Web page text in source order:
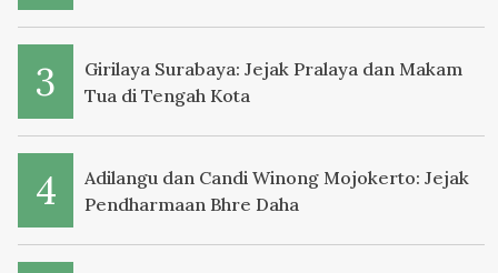
Girilaya Surabaya: Jejak Pralaya dan Makam
Tua di Tengah Kota
Adilangu dan Candi Winong Mojokerto: Jejak
Pendharmaan Bhre Daha